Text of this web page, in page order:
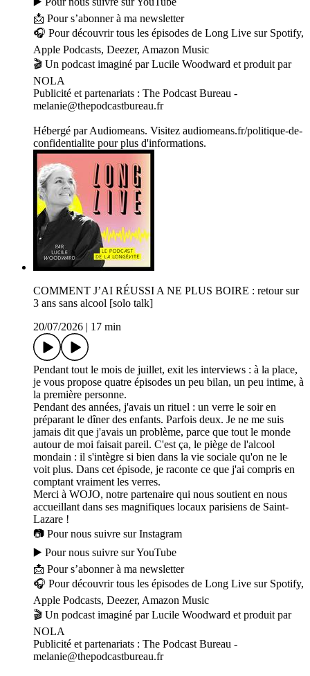
📩 Pour s’abonner à ma newsletter
🎧 Pour découvrir tous les épisodes de Long Live sur Spotify,
Apple Podcasts, Deezer, Amazon Music
🎬 Un podcast imaginé par Lucile Woodward et produit par
NOLA
Publicité et partenariats : The Podcast Bureau -
melanie@thepodcastbureau.fr
Hébergé par Audiomeans. Visitez audiomeans.fr/politique-de-
confidentialite pour plus d'informations.
COMMENT J’AI RÉUSSI A NE PLUS BOIRE : retour sur
3 ans sans alcool [solo talk]
20/07/2026
17 min
Pendant tout le mois de juillet, exit les interviews : à la place,
je vous propose quatre épisodes un peu bilan, un peu intime, à
la première personne.
Pendant des années, j'avais un rituel : un verre le soir en
préparant le dîner des enfants. Parfois deux. Je ne me suis
jamais dit que j'avais un problème, parce que tout le monde
autour de moi faisait pareil. C'est ça, le piège de l'alcool
mondain : il s'intègre si bien dans la vie sociale qu'on ne le
voit plus. Dans cet épisode, je raconte ce que j'ai compris en
comptant vraiment les verres.
Merci à WOJO, notre partenaire qui nous soutient en nous
accueillant dans ses magnifiques locaux parisiens de Saint-
Lazare !
📷 Pour nous suivre sur Instagram
▶️ Pour nous suivre sur YouTube
📩 Pour s’abonner à ma newsletter
🎧 Pour découvrir tous les épisodes de Long Live sur Spotify,
Apple Podcasts, Deezer, Amazon Music
🎬 Un podcast imaginé par Lucile Woodward et produit par
NOLA
Publicité et partenariats : The Podcast Bureau -
melanie@thepodcastbureau.fr